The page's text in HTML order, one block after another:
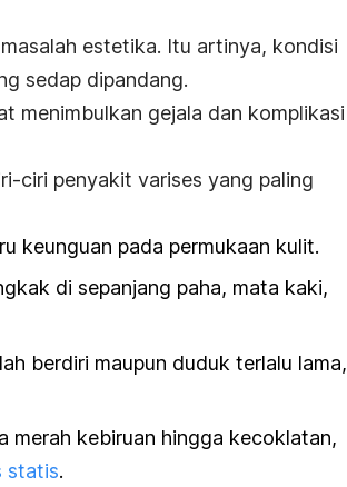
estetika. Itu artinya, kondisi
sedap dipandang.
menimbulkan gejala dan komplikasi
ciri penyakit varises yang paling
keunguan pada permukaan kulit.
di sepanjang paha, mata kaki,
berdiri maupun duduk terlalu lama,
merah kebiruan hingga kecoklatan,
statis.